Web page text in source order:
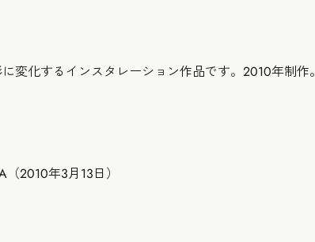
変化するインスタレーション作品です。2010年制作。
2010年3月13日）